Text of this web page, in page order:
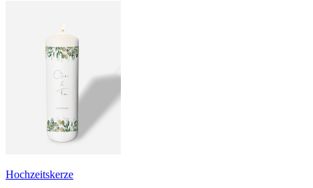
Hochzeitskerze